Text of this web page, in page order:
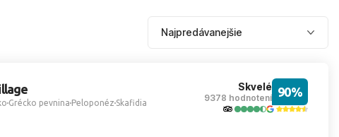
Grécko pevninaPeloponézSkafidia
Skvelé
9378 hodnotení 90%